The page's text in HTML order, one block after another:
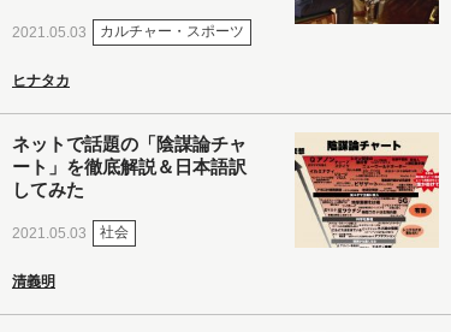
2021.05.03 カルチャー・スポーツ
ヒナタカ
ネットで話題の「陰謀論チャ
ート」を徹底解説＆日本語訳
してみた
2021.05.03 社会
清義明